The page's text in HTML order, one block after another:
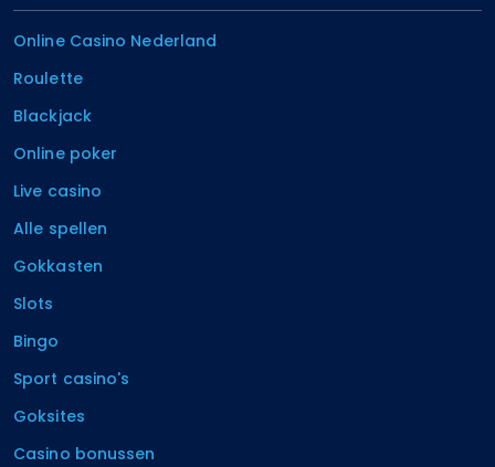
Online Casino Nederland
Roulette
Blackjack
Online poker
Live casino
Alle spellen
Gokkasten
Slots
Bingo
Sport casino's
Goksites
Casino bonussen